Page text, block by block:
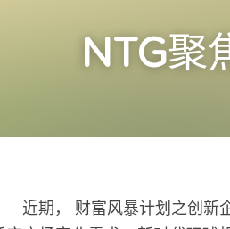
NTG聚
近期， 财富风暴计划之创新